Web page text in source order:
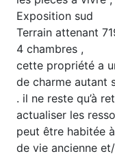
Exposition sud
Terrain attenant
4 chambres ,
cette propriété a
de charme autant
. il ne reste qu’à
actualiser les
peut être habitée
de vie ancienne